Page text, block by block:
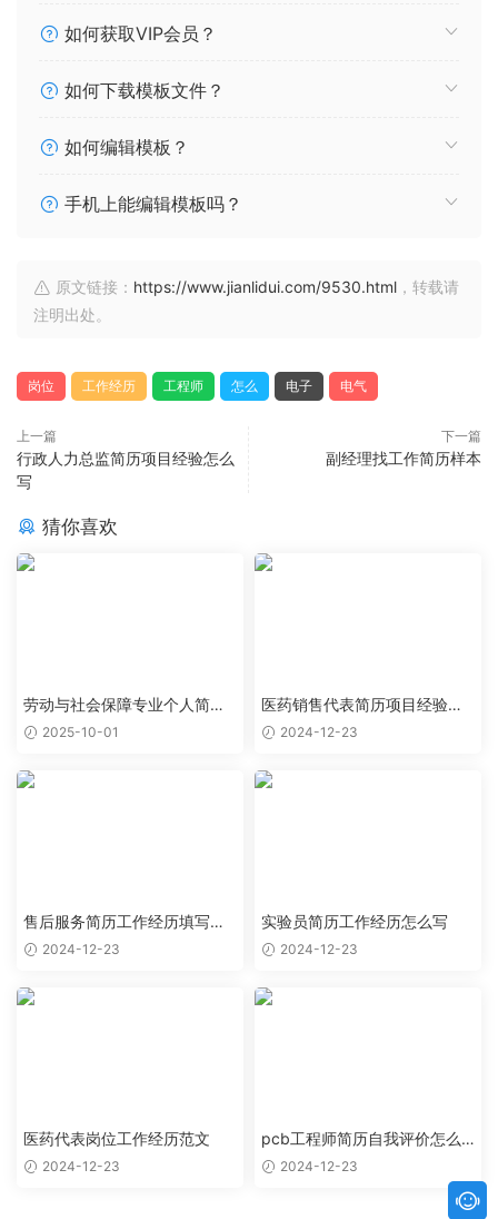
如何获取VIP会员？
如何下载模板文件？
如何编辑模板？
手机上能编辑模板吗？
原文链接： https://www.jianlidui.com/9530.html ，转载请
注明出处。
岗位 工作经历 工程师 怎么 电子 电气
上一篇
行政人力总监简历项目经验怎么
写
下一篇
副经理找工作简历样本
猜你喜欢
劳动与社会保障专业个人简历
范文2025-10-01
医药销售代表简历项目经验怎
么写2024-12-23
售后服务简历工作经历填写样
本 2024-12-23
实验员简历工作经历怎么写
2024-12-23
医药代表岗位工作经历范文
2024-12-23
pcb工程师简历自我评价怎么
写 2024-12-23